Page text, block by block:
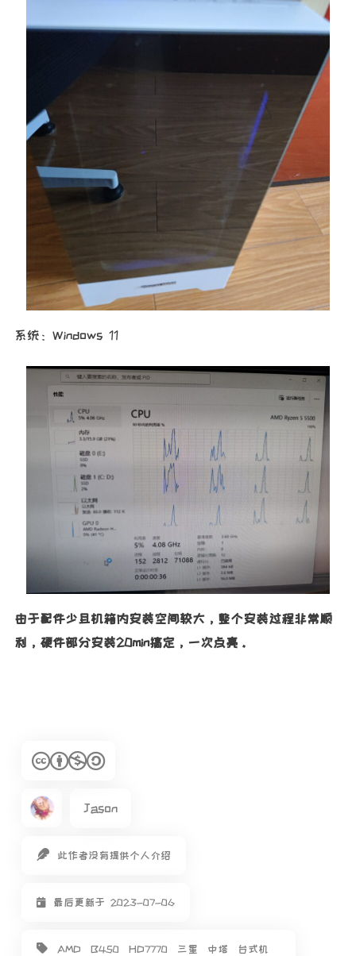
系统：Windows 11
由于配件少且机箱内安装空间较大，整个安装过程非常顺
利，硬件部分安装20min搞定，一次点亮。
Jason
此作者没有提供个人介绍
最后更新于 2023-07-06
AMD B450 HD7770 三星 中塔
台式机